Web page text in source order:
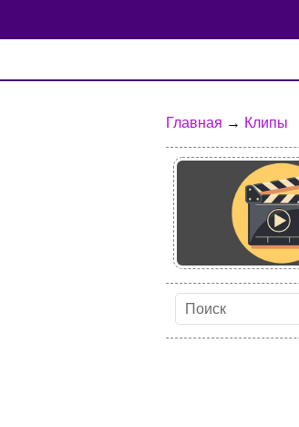
Главная → Клипы